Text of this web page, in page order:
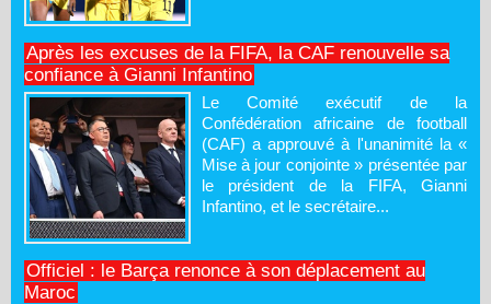
Après les excuses de la FIFA, la CAF renouvelle sa
confiance à Gianni Infantino
Le Comité exécutif de la
Confédération africaine de football
(CAF) a approuvé à l'unanimité la «
Mise à jour conjointe » présentée par
le président de la FIFA, Gianni
Infantino, et le secrétaire...
Officiel : le Barça renonce à son déplacement au
Maroc